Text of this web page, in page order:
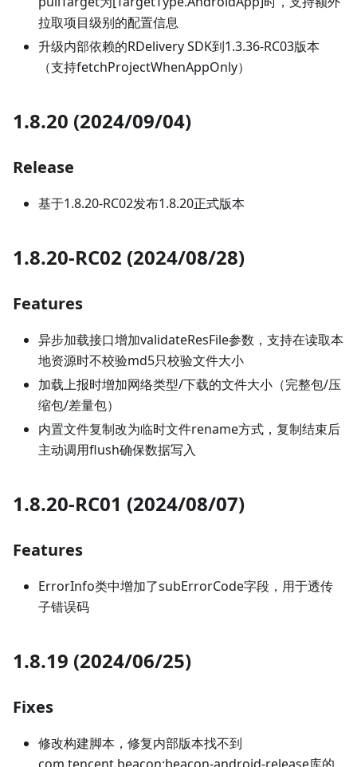
拉取项目级别的配置信息
升级内部依赖的RDelivery SDK到1.3.36-RC03版本
（支持fetchProjectWhenAppOnly）
1.8.20 (2024/09/04)
Release
基于1.8.20-RC02发布1.8.20正式版本
1.8.20-RC02 (2024/08/28)
Features
异步加载接口增加validateResFile参数，支持在读取本
地资源时不校验md5只校验文件大小
加载上报时增加网络类型/下载的文件大小（完整包/压
缩包/差量包）
内置文件复制改为临时文件rename方式，复制结束后
主动调用flush确保数据写入
1.8.20-RC01 (2024/08/07)
Features
ErrorInfo类中增加了subErrorCode字段，用于透传
子错误码
1.8.19 (2024/06/25)
Fixes
修改构建脚本，修复内部版本找不到